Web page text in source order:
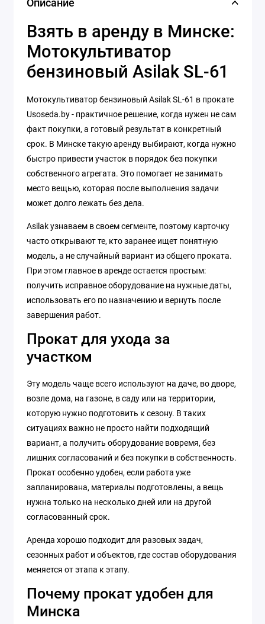
Описание
Взять в аренду в Минске:
Мотокультиватор
бензиновый Asilak SL-61
Мотокультиватор бензиновый Asilak SL-61 в прокате
Usoseda.by - практичное решение, когда нужен не сам
факт покупки, а готовый результат в конкретный
срок. В Минске такую аренду выбирают, когда нужно
быстро привести участок в порядок без покупки
собственного агрегата. Это помогает не занимать
место вещью, которая после выполнения задачи
может долго лежать без дела.
Asilak узнаваем в своем сегменте, поэтому карточку
часто открывают те, кто заранее ищет понятную
модель, а не случайный вариант из общего проката.
При этом главное в аренде остается простым:
получить исправное оборудование на нужные даты,
использовать его по назначению и вернуть после
завершения работ.
Прокат для ухода за
участком
Эту модель чаще всего используют на даче, во дворе,
возле дома, на газоне, в саду или на территории,
которую нужно подготовить к сезону. В таких
ситуациях важно не просто найти подходящий
вариант, а получить оборудование вовремя, без
лишних согласований и без покупки в собственность.
Прокат особенно удобен, если работа уже
запланирована, материалы подготовлены, а вещь
нужна только на несколько дней или на другой
согласованный срок.
Аренда хорошо подходит для разовых задач,
сезонных работ и объектов, где состав оборудования
меняется от этапа к этапу.
Почему прокат удобен для
Минска